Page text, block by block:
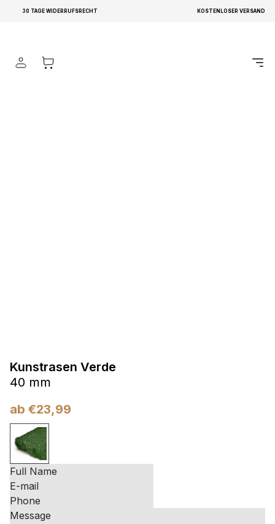
30 TAGE WIDERRUFSRECHT KOSTENLOSER VERSAND
Produkte Kunstrasen Verde 40 mm
Kunstrasen Verde
40 mm
ab €23,99